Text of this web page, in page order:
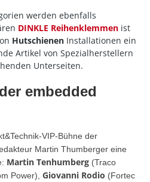
werden ebenfalls
DINKLE Reihenklemmen ist
Hutschienen Installationen ein
Artikel von Spezialherstellern
Unterseiten.
embedded
VIP-Bühne der
Martin Thumberger eine
Martin Tenhumberg (Traco
Power), Giovanni Rodio (Fortec